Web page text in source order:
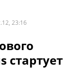
23:16
стартует